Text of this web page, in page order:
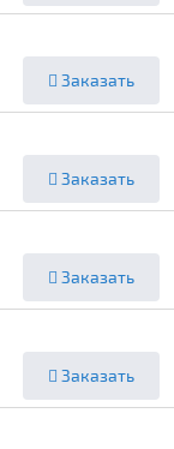
Заказать
Заказать
Заказать
Заказать